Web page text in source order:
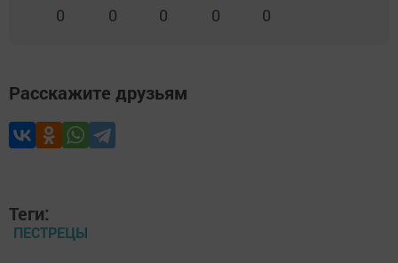
0 0 0 0 0
Расскажите друзьям
Теги:
ПЕСТРЕЦЫ